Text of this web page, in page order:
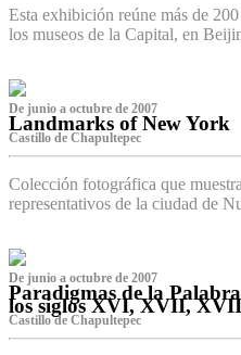
Esta exhibición reúne más de
los museos de la Capital, en
De junio a octubre de 2007
Landmarks of New York
Castillo de Chapultepec
Colección fotográfica que
representativos de la ciudad de
De junio a octubre de 2007
Paradigmas de la
los siglos XVI, XVII,
Castillo de Chapultepec